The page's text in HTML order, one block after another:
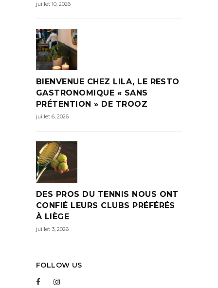
juillet 10, 2026
BIENVENUE CHEZ LILA, LE RESTO
GASTRONOMIQUE « SANS
PRÉTENTION » DE TROOZ
juillet 6, 2026
DES PROS DU TENNIS NOUS ONT
CONFIÉ LEURS CLUBS PRÉFÉRÉS
À LIÈGE
juillet 3, 2026
FOLLOW US